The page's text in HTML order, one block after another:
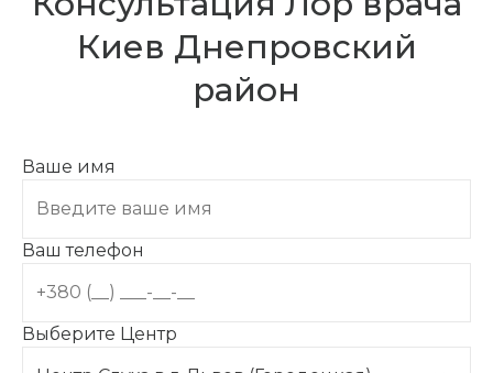
Киев Днепровский
район
Ваше имя
Ваш телефон
Выберите Центр